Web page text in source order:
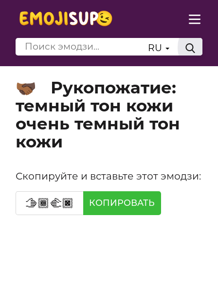
RU
🫱🏾‍🫲🏿
Рукопожатие:
темный тон кожи
очень темный тон
кожи
Скопируйте и вставьте этот эмодзи:
🫱🏾‍🫲🏿 КОПИРОВАТЬ